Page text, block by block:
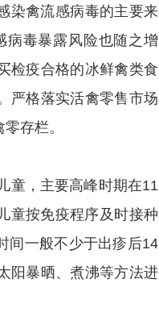
染禽流感病毒的主要来
病毒暴露风险也随之增
检疫合格的冰鲜禽类食
严格落实活禽零售市场
存栏。
童，主要高峰时期在11
童按免疫程序及时接种
间一般不少于出疹后14
阳暴晒、煮沸等方法进